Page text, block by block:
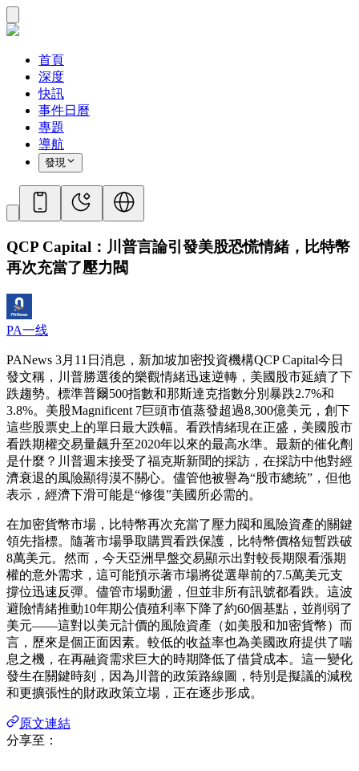
首頁
深度
快訊
事件日曆
專題
導航
發現
QCP Capital：川普言論引發美股恐慌情緒，比特幣
再次充當了壓力閥
PA一线
PANews 3月11日消息，新加坡加密投資機構QCP Capital今日
發文稱，川普勝選後的樂觀情緒迅速逆轉，美國股市延續了下
跌趨勢。標準普爾500指數和那斯達克指數分別暴跌2.7%和
3.8%。美股Magnificent 7巨頭市值蒸發超過8,300億美元，創下
這些股票史上的單日最大跌幅。看跌情緒現在正盛，美國股市
看跌期權交易量飆升至2020年以來的最高水準。最新的催化劑
是什麼？川普週末接受了福克斯新聞的採訪，在採訪中他對經
濟衰退的風險顯得漠不關心。儘管他被譽為“股市總統”，但他
表示，經濟下滑可能是“修復”美國所必需的。
在加密貨幣市場，比特幣再次充當了壓力閥和風險資產的關鍵
領先指標。隨著市場爭取購買看跌保護，比特幣價格短暫跌破
8萬美元。然而，今天亞洲早盤交易顯示出對較長期限看漲期
權的意外需求，這可能預示著市場將從選舉前的7.5萬美元支
撐位迅速反彈。儘管市場動盪，但並非所有訊號都看跌。這波
避險情緒推動10年期公債殖利率下降了約60個基點，並削弱了
美元——這對以美元計價的風險資產（如美股和加密貨幣）而
言，歷來是個正面因素。較低的收益率也為美國政府提供了喘
息之機，在再融資需求巨大的時期降低了借貸成本。這一變化
發生在關鍵時刻，因為川普的政策路線圖，特別是擬議的減稅
和更擴張性的財政政策立場，正在逐步形成。
原文連結
分享至：